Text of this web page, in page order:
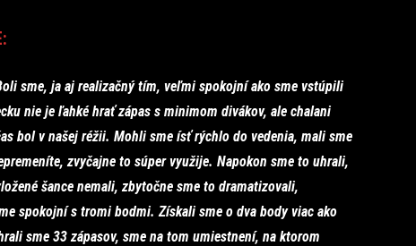
sme, ja aj realizačný tím, veľmi spokojní ako sme vstúpili
nie je ľahké hrať zápas s minimom divákov, ale chalani
bol v našej réžii. Mohli sme ísť rýchlo do vedenia, mali sme
zvyčajne to súper využije. Napokon sme to uhrali,
šance nemali, zbytočne sme to dramatizovali,
spokojní s tromi bodmi. Získali sme o dva body viac ako
sme 33 zápasov, sme na tom umiestnení, na ktorom